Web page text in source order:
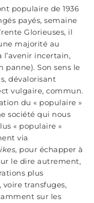
populaire de 1936
payés, semaine
Glorieuses, il
majorité au
incertain,
panne). Son sens le
dévalorisant
vulgaire, commun.
du « populaire »
société qui nous
« populaire »
via
, pour échapper à
le dire autrement,
plus
voire transfuges,
sur les